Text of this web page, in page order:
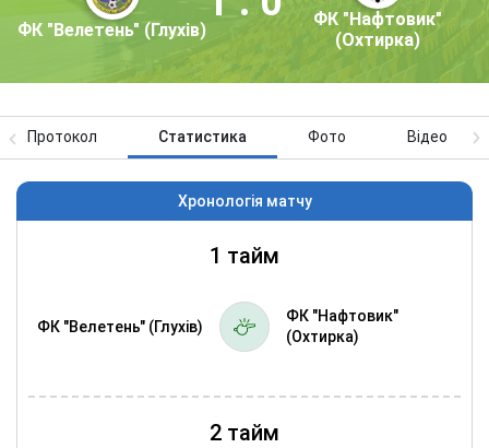
ФК "Велетень" (Глухів)
ФК "Нафтовик"
(Охтирка)
Протокол Статистика Фото Відео
Хронологія матчу
1 тайм
ФК "Велетень" (Глухів)
ФК "Нафтовик"
(Охтирка)
2 тайм